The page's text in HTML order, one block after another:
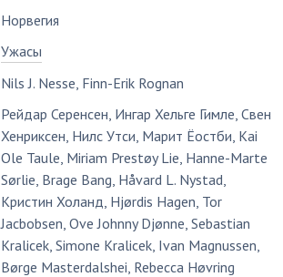
Норвегия
Ужасы
Nils J. Nesse, Finn-Erik Rognan
Рейдар Серенсен, Ингар Хельге Гимле,Свен
Хенриксен, Нилс Утси, Марит Ёостби, Kai
Ole Taule, Miriam Prestøy Lie, Hanne-Marte
Sørlie, Brage Bang, Håvard L. Nystad,
Кристин Холанд, Hjørdis Hagen, Tor
Jacbobsen,Ove Johnny Djønne,Sebastian
Kralicek,Simone Kralicek, Ivan Magnussen,
Børge Masterdalshei, Rebecca Høvring